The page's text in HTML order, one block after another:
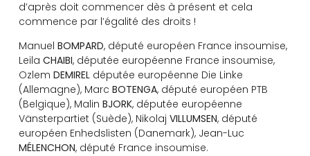
d’après doit commencer dès à présent et cela
commence par l’égalité des droits !
Manuel BOMPARD, député européen France insoumise,
Leila CHAIBI, députée européenne France insoumise,
Ozlem DEMIRELdéputée européenne Die Linke
(Allemagne), Marc BOTENGA, député européen PTB
(Belgique), Malin BJORK, députée européenne
Vänsterpartiet (Suède), Nikolaj VILLUMSEN, député
européen Enhedslisten (Danemark), Jean-Luc
MÉLENCHON, député France insoumise.